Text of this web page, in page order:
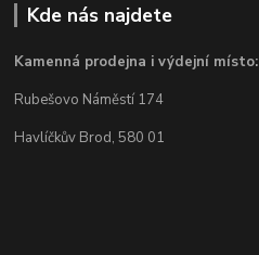
Kde nás najdete
Kamenná prodejna i výdejní místo:
Rubešovo Náměstí 174
Havlíčkův Brod, 580 01